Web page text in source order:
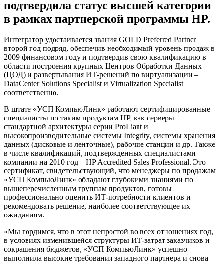
подтвердила статус высшей категории
в рамках партнерской программы HP.
Интегратор удостаивается звания GOLD Preferred Partner
второй год подряд, обеспечив необходимый уровень продаж в
2009 финансовом году и подтвердив свою квалификацию в
области построения крупных Центров Обработки Данных
(ЦОД) и развертывания ИТ-решений по виртуализации –
DataCenter Solutions Specialist и Virtualization Specialist
соответственно.
В штате «УСП КомпьюЛинк» работают сертифицированные
специалисты по таким продуктам HР, как серверы
стандартной архитектуры серии ProLiant и
высокопроизводительные системы Integrity, системы хранения
данных (дисковые и ленточные), рабочие станции и др. Также
в числе квалификаций, подтвержденных специалистами
компании на 2010 год – HP Accredited Sales Professional. Это
сертификат, свидетельствующий, что менеджеры по продажам
«УСП КомпьюЛинк» обладают глубокими знаниями по
вышеперечисленным группам продуктов, готовы
профессионально оценить ИТ-потребности клиентов и
рекомендовать решение, наиболее соответствующее их
ожиданиям.
«Мы гордимся, что в этот непростой во всех отношениях год,
в условиях изменившейся структуры ИТ-затрат заказчиков и
сокращения бюджетов, «УСП КомпьюЛинк» успешно
выполнила высокие требования западного партнера и снова